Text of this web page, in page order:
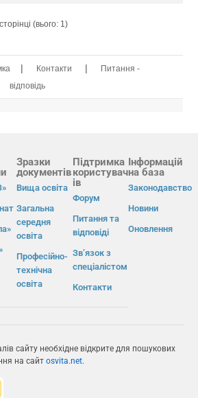
(вього: 1)
| Контакти |
Питання -
відповідь
Зразки
документів
Вища освіта
Загальна
середня
освіта
Професійно-
технічна
освіта
Підтримка
користувач
ів
Форум
Питання та
відповіді
Зв’язок з
спеціалістом
Контакти
Інформацій
на база
Законодавство
Новини
Оновлення
сайту необхідне відкрите для пошукових
на сайт osvita.net.